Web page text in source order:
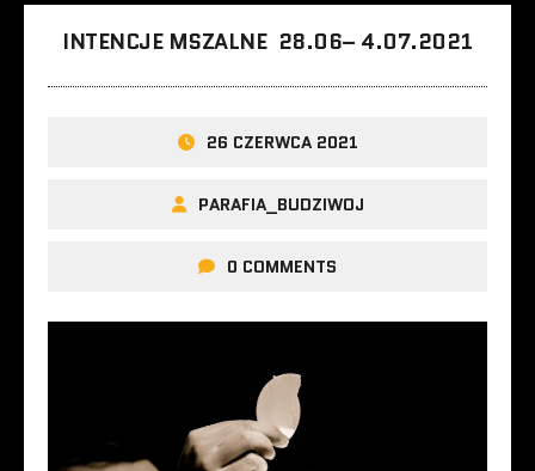
INTENCJE MSZALNE 28.06– 4.07.2021
26 CZERWCA 2021
PARAFIA_BUDZIWOJ
0 COMMENTS